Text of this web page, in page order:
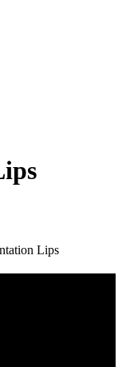
Lips